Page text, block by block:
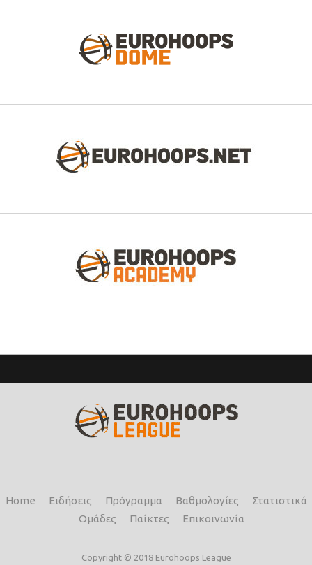
Home Ειδήσεις Πρόγραμμα Βαθμολογίες
Στατιστικά
Ομάδες
Παίκτες Επικοινωνία
Copyright © 2018 Eurohoops League